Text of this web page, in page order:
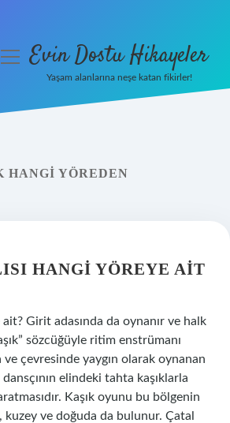
menüyüEvin Dostu Hikayeler
Yaşam alanlarına neşe katan fikirler!
HANGI YÖREDEN
HANGI YÖREYE AIT
ait? Girit adasında da oynanır ve halk
sözcüğüyle ritim enstrümanı
ve çevresinde yaygın olarak oynanan
elindeki tahta kaşıklarla
Kaşık oyunu bu bölgenin
kuzey ve doğuda da bulunur. Çatal